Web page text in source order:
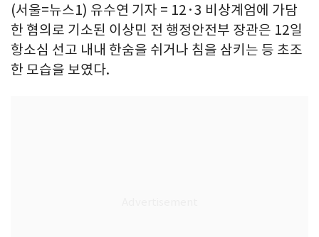
(서울=뉴스1) 유수연 기자 = 12·3 비상계엄에 가담
한 혐의로 기소된 이상민 전 행정안전부 장관은 12일
항소심 선고 내내 한숨을 쉬거나 침을 삼키는 등 초조
한 모습을 보였다.